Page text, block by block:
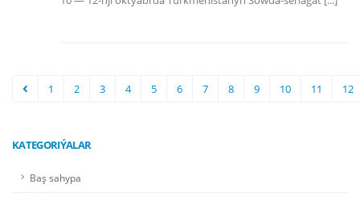
1 2 3 4 5 6 7 8 9 10 11 12
KATEGORIÝALAR
Baş sahypa